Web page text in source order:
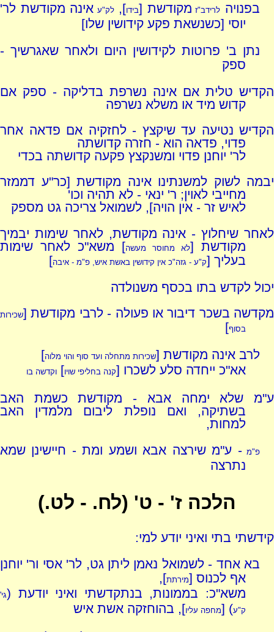
בפנויה לרידב"ז מקודשת [בידו],לק"ע אינה מקודשת לר'
יוסי [כשנשאת פקע קידושין שלו]
נתן ב' פרוטות לקידושין היום ולאחר שאגרשיך -
ספק
הקדיש טלית אם אינה נשרפת בדליקה - ספק אם
קדוש מיד או משלא נשרפה
הקדיש נטיעה עד שיקצץ - לחזקיה אם פדאה אחר
פדוי, פדאה הוא - חזרה קדושתה
לר' יוחנן פדוי ומשנקצץ פקעה קדושתה בכדי
יבמה לשוק למשנתינו אינה מקודשת [כר"ע דממזר
מחייבי לאוין; ר' ינאי - לא תהיה וכו'
לאיש זר - אין הויה], לשמואל צריכה גט מספק
לאחר שיחלוץ - אינה מקודשת, לאחר שימות יבמיך
מקודשת [לא מחוסר מעשה] משא"כ לאחר שימות
בעליך [ק"ע - גזה"כ אין קידושין באשת איש, פ"מ - איבה]
יכול לקדש בתו בכסף משנולדה
מקדשה בשכר דיבור או פעולה - לרבי מקודשת [שכירות
בסוף]
לרב אינה מקודשת [שכירות מתחלה ועד סוף והוי מלוה]
אא"כ ייחדה סלע לשכרו [קנה בחליפי שויו]וקדשה בו
ע"מ שלא ימחה אבא - מקודשת כשמת האב
בשתיקה, ואם נופלת ליבום מלמדין האב
למחות,
פ"מ - ע"מ שירצה אבא ושמע ומת - חיישינן שמא
נתרצה
הלכה ז' - ט' (לח. - לט.)
קידשתי בתי ואיני יודע למי:
בא אחד - לשמואל נאמן ליתן גט, לר' אסי ור' יוחנן
אף לכנוס [מירתת],
משא"כ: בממונות, בנתקדשתי ואיני יודעת (גי'
ק"ע) [מחפה עליו], בהוחזקה אשת איש